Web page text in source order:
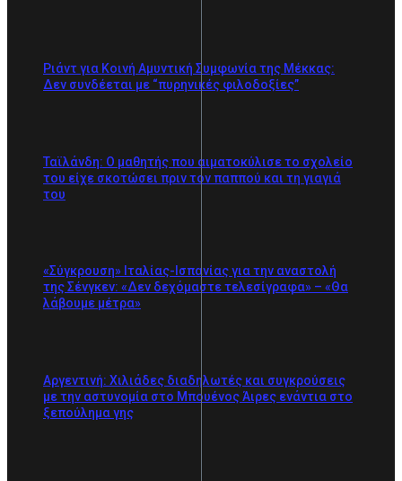
Ριάντ για Κοινή Αμυντική Συμφωνία της Μέκκας:
Δεν συνδέεται με “πυρηνικές φιλοδοξίες”
Ταϊλάνδη: Ο μαθητής που αιματοκύλισε το σχολείο
του είχε σκοτώσει πριν τον παππού και τη γιαγιά
του
«Σύγκρουση» Ιταλίας-Ισπανίας για την αναστολή
της Σένγκεν: «Δεν δεχόμαστε τελεσίγραφα» – «Θα
λάβουμε μέτρα»
Αργεντινή: Χιλιάδες διαδηλωτές και συγκρούσεις
με την αστυνομία στο Μπουένος Άιρες ενάντια στο
ξεπούλημα γης